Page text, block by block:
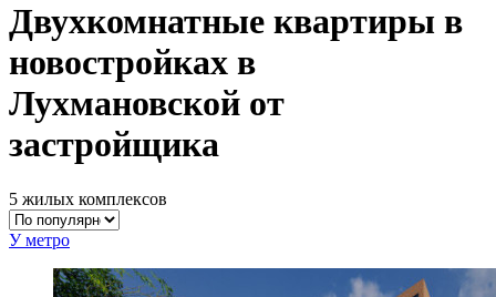
Двухкомнатные квартиры в
новостройках в
Лухмановской от
застройщика
5 жилых комплексов
У метро